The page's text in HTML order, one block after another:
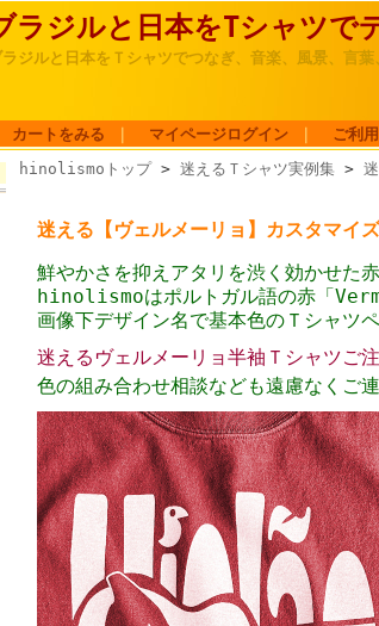
ラジルと日本をTシャツ
ラジルと日本をＴシャツでつなぎ、音楽、風景、言
カートをみる マイページログイン ご利
hinolismoトップ> 迷えるＴシャツ実例集 >
迷える【ヴェルメーリョ】カスタマイ
鮮やかさを抑えアタリを渋く効かせた
hinolismoはポルトガル語の赤「
画像下デザイン名で基本色のＴシャツ
迷えるヴェルメーリョ半袖Ｔシャツご
色の組み合わせ相談なども遠慮なくご連